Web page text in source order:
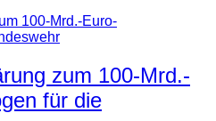
zum 100-Mrd.-
für die